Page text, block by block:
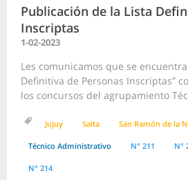
Publicación de la Lista
Inscriptas
1-02-2023
Les comunicamos que se
Definitiva de Personas Inscriptas”
los concursos del agrupamiento
Jujuy Salta San Ramón de la
Técnico Administrativo N° 211 N°
N° 214